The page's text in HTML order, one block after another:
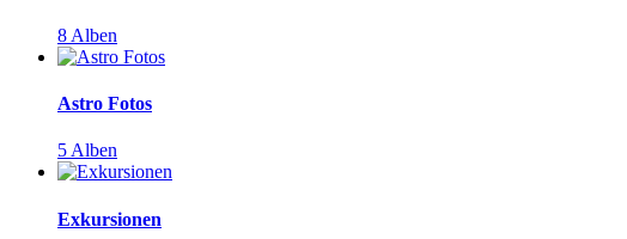
8 Alben
Astro Fotos
5 Alben
Exkursionen